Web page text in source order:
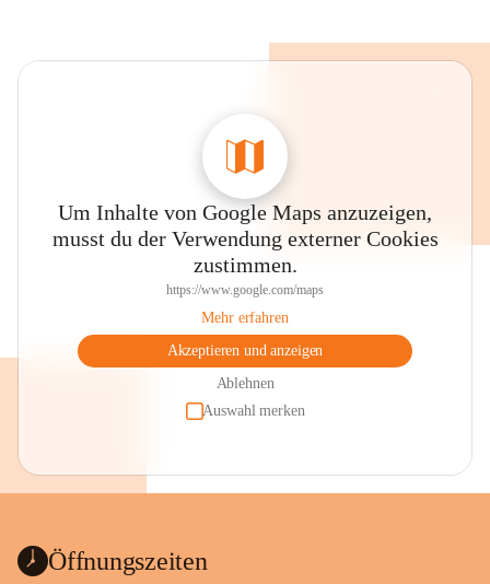
Um Inhalte von Google Maps anzuzeigen,
musst du der Verwendung externer Cookies
zustimmen.
https://www.google.com/maps
Mehr erfahren
Akzeptieren und anzeigen
Ablehnen
Auswahl merken
Öffnungszeiten